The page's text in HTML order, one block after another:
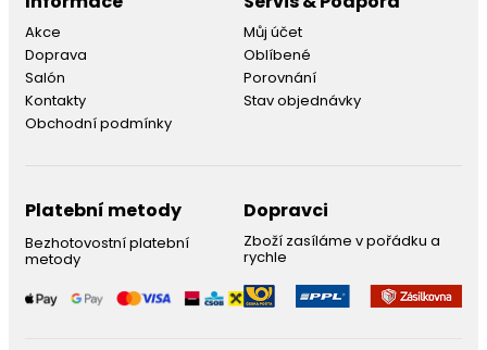
Akce
Doprava
Salón
Kontakty
Obchodní podmínky
Můj účet
Oblíbené
Porovnání
Stav objednávky
Platební metody
Bezhotovostní platební
metody
Dopravci
Zboží zasíláme v pořádku a
rychle